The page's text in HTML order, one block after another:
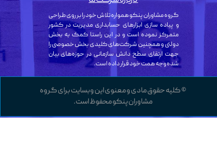
© کلیه حقوق مادی و معنوی این وبسایت برای گروه
مشاوران پنکو محفوظ است.
گروه مشاوران پنکو همواره تلاش خود را بر روی طراحی
و پیاده سازی ابزارهای حسابداری مدیریت در کشور
متمرکز نموده است و در این راستا کمک به بخش
دولتی و همچنین شرکت‌های کلیدی بخش خصوصی را
جهت ارتقای سطح دانش سازمانی در حوزه‌های بیان
شده وجه همت خود قرار داده است.